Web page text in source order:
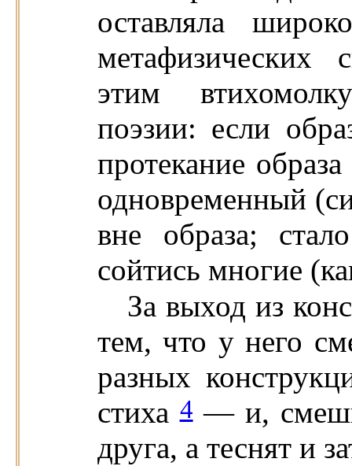
оставляла
метафизических
этим
поэзии: если
протекание
одновременный
вне образа;
сойтись многие
За выход из
тем, что у него
разных
стиха4— и,
друга, а теснят и